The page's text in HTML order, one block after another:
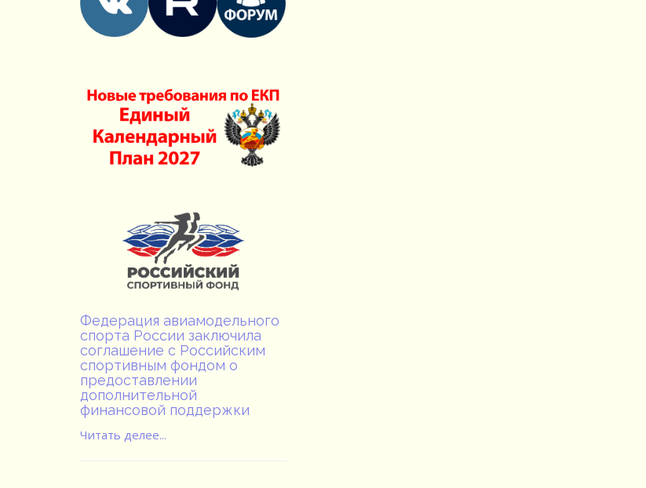
Федерация авиамодельного
спорта России заключила
соглашение с Российским
спортивным фондом о
предоставлении
дополнительной
финансовой поддержки
Читать делее...